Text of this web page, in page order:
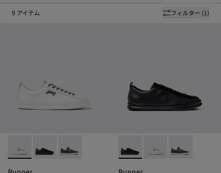
フィルター (1)
9 アイテム
Runner - K101052-010 - ランナーフォー レザースニーカー
Runner - K101052-004 - ランナーフォー レザース
Runner - K101052-001 - ランナーフォー レ
Runner - K101052-004 - ラ
Runner - K101052-
Runner -